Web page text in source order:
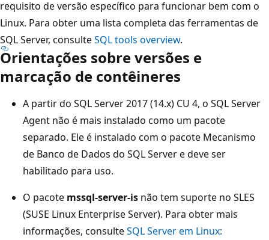
requisito de versão específico para funcionar bem com o
Linux. Para obter uma lista completa das ferramentas de
SQL Server, consulteSQL tools overview.
Orientações sobre versões e
marcação de contêineres
A partir do SQL Server 2017 (14.x) CU 4, o SQL Server
Agent não é mais instalado como um pacote
separado. Ele é instalado com o pacote Mecanismo
de Banco de Dados do SQL Server e deve ser
habilitado para uso.
O pacote mssql-server-is não tem suporte no SLES
(SUSE Linux Enterprise Server). Para obter mais
informações, consulteSQL Server em Linux: